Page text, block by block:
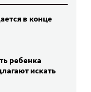
в конце
ребенка
искать